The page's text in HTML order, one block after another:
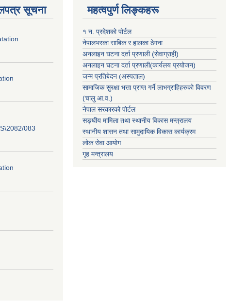
सूचना
083
महत्वपुर्ण लिङ्कहरू
१ न. प्रदेशको पोर्टल
नेपालभरका साबिक र हालका ठेगना
अनलाइन घटना दर्ता प्रणाली (सेवाग्राही)
अनलाइन घटना दर्ता प्रणाली(कार्यलय प्रयोजन)
जन्म प्रतिबेदन (अस्पताल)
सामाजिक सुरक्षा भत्ता प्राप्त गर्ने लाभग्राहिहरुको विवरण
(चालु आ.व.)
नेपाल सरकारको पोर्टल
सङ्घीय मामिला तथा स्थानीय विकास मन्त्रालय
स्थानीय शासन तथा सामुदायिक विकास कार्यक्रम
लोक सेवा आयोग
गृह मन्त्रालय